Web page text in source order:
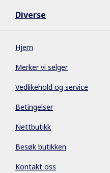
Diverse
Hjem
Merker vi selger
Vedlikehold og service
Betingelser
Nettbutikk
Besøk butikken
Kontakt oss